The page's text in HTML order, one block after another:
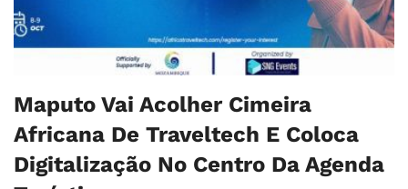
Maputo Vai Acolher Cimeira
Africana De Traveltech E Coloca
Digitalização No Centro Da Agenda